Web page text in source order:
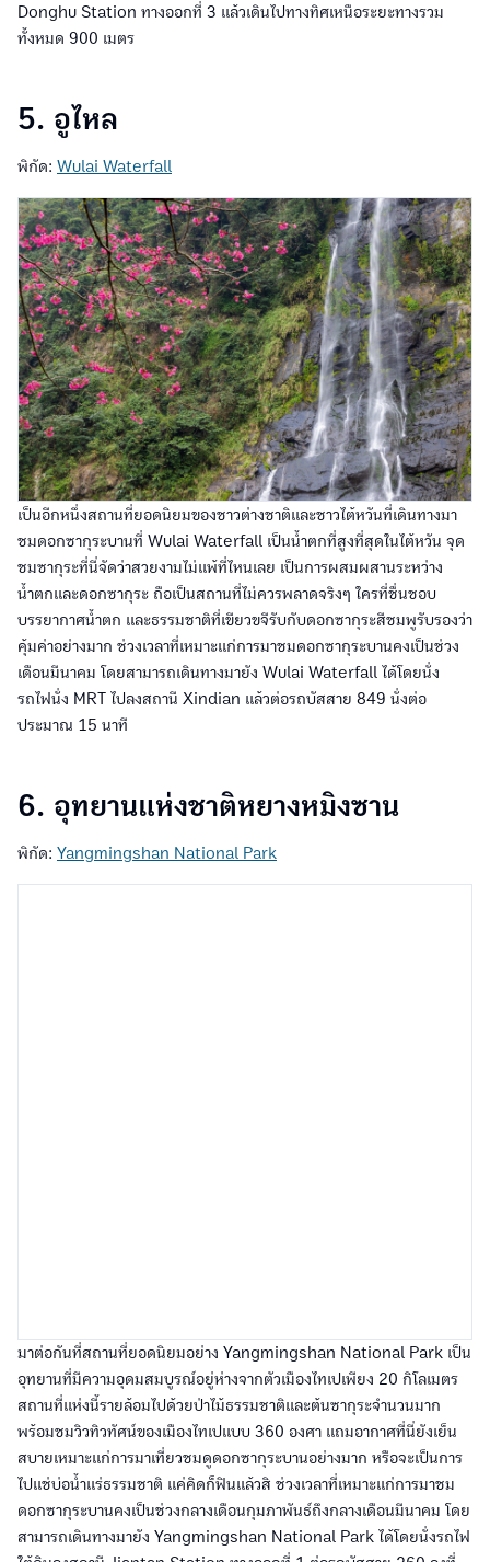
Donghu Station ทางออกที่ 3 แล้วเดินไปทางทิศเหนือระยะทางรวม
ทั้งหมด 900 เมตร
5. อูไหล
พิกัด: Wulai Waterfall
เป็นอีกหนึ่งสถานที่ยอดนิยมของชาวต่างชาติและชาวไต้หวันที่เดินทางมา
ชมดอกซากุระบานที่ Wulai Waterfall เป็นน้ำตกที่สูงที่สุดในไต้หวัน จุด
ชมซากุระที่นี่จัดว่าสวยงามไม่แพ้ที่ไหนเลย เป็นการผสมผสานระหว่าง
น้ำตกและดอกซากุระ ถือเป็นสถานที่ไม่ควรพลาดจริงๆ ใครที่ชื่นชอบ
บรรยากาศน้ำตก และธรรมชาติที่เขียวขจีรับกับดอกซากุระสีชมพูรับรองว่า
คุ้มค่าอย่างมาก ช่วงเวลาที่เหมาะแก่การมาชมดอกซากุระบานคงเป็นช่วง
เดือนมีนาคม โดยสามารถเดินทางมายัง Wulai Waterfall ได้โดยนั่ง
รถไฟนั่ง MRT ไปลงสถานี Xindian แล้วต่อรถบัสสาย 849 นั่งต่อ
ประมาณ 15 นาที
6. อุทยานแห่งชาติหยางหมิงซาน
พิกัด: Yangmingshan National Park
มาต่อกันที่สถานที่ยอดนิยมอย่าง Yangmingshan National Park เป็น
อุทยานที่มีความอุดมสมบูรณ์อยู่ห่างจากตัวเมืองไทเปเพียง 20 กิโลเมตร
สถานที่แห่งนี้รายล้อมไปด้วยป่าไม้ธรรมชาติและต้นซากุระจำนวนมาก
พร้อมชมวิวทิวทัศน์ของเมืองไทเปแบบ 360 องศา แถมอากาศที่นี่ยังเย็น
สบายเหมาะแก่การมาเที่ยวชมดูดอกซากุระบานอย่างมาก หรือจะเป็นการ
ไปแช่บ่อน้ำแร่ธรรมชาติ แค่คิดก็ฟินแล้วสิ ช่วงเวลาที่เหมาะแก่การมาชม
ดอกซากุระบานคงเป็นช่วงกลางเดือนกุมภาพันธ์ถึงกลางเดือนมีนาคม โดย
สามารถเดินทางมายัง Yangmingshan National Park ได้โดยนั่งรถไฟ